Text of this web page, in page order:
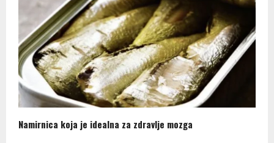
Namirnica koja je idealna za zdravlje mozga